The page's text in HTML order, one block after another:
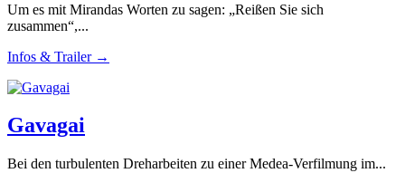
Um es mit Mirandas Worten zu sagen: „Reißen Sie sich
zusammen“,...
Infos & Trailer →
Gavagai
Bei den turbulenten Dreharbeiten zu einer Medea-Verfilmung im...